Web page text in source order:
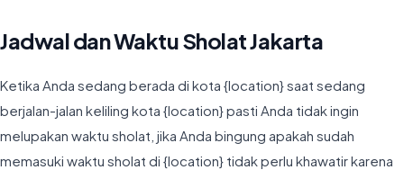
Jadwal dan Waktu Sholat Jakarta
Ketika Anda sedang berada di kota {location} saat sedang
berjalan-jalan keliling kota {location} pasti Anda tidak ingin
melupakan waktu sholat, jika Anda bingung apakah sudah
memasuki waktu sholat di {location} tidak perlu khawatir karena